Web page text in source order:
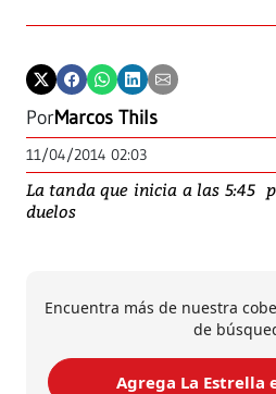
PorMarcos Thils
11/04/2014 02:03
La tanda que inicia a las 5:45
duelos
Encuentra más de nuestra
de
Agrega La Estrella